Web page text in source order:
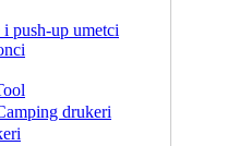
push-up umetci
drukeri